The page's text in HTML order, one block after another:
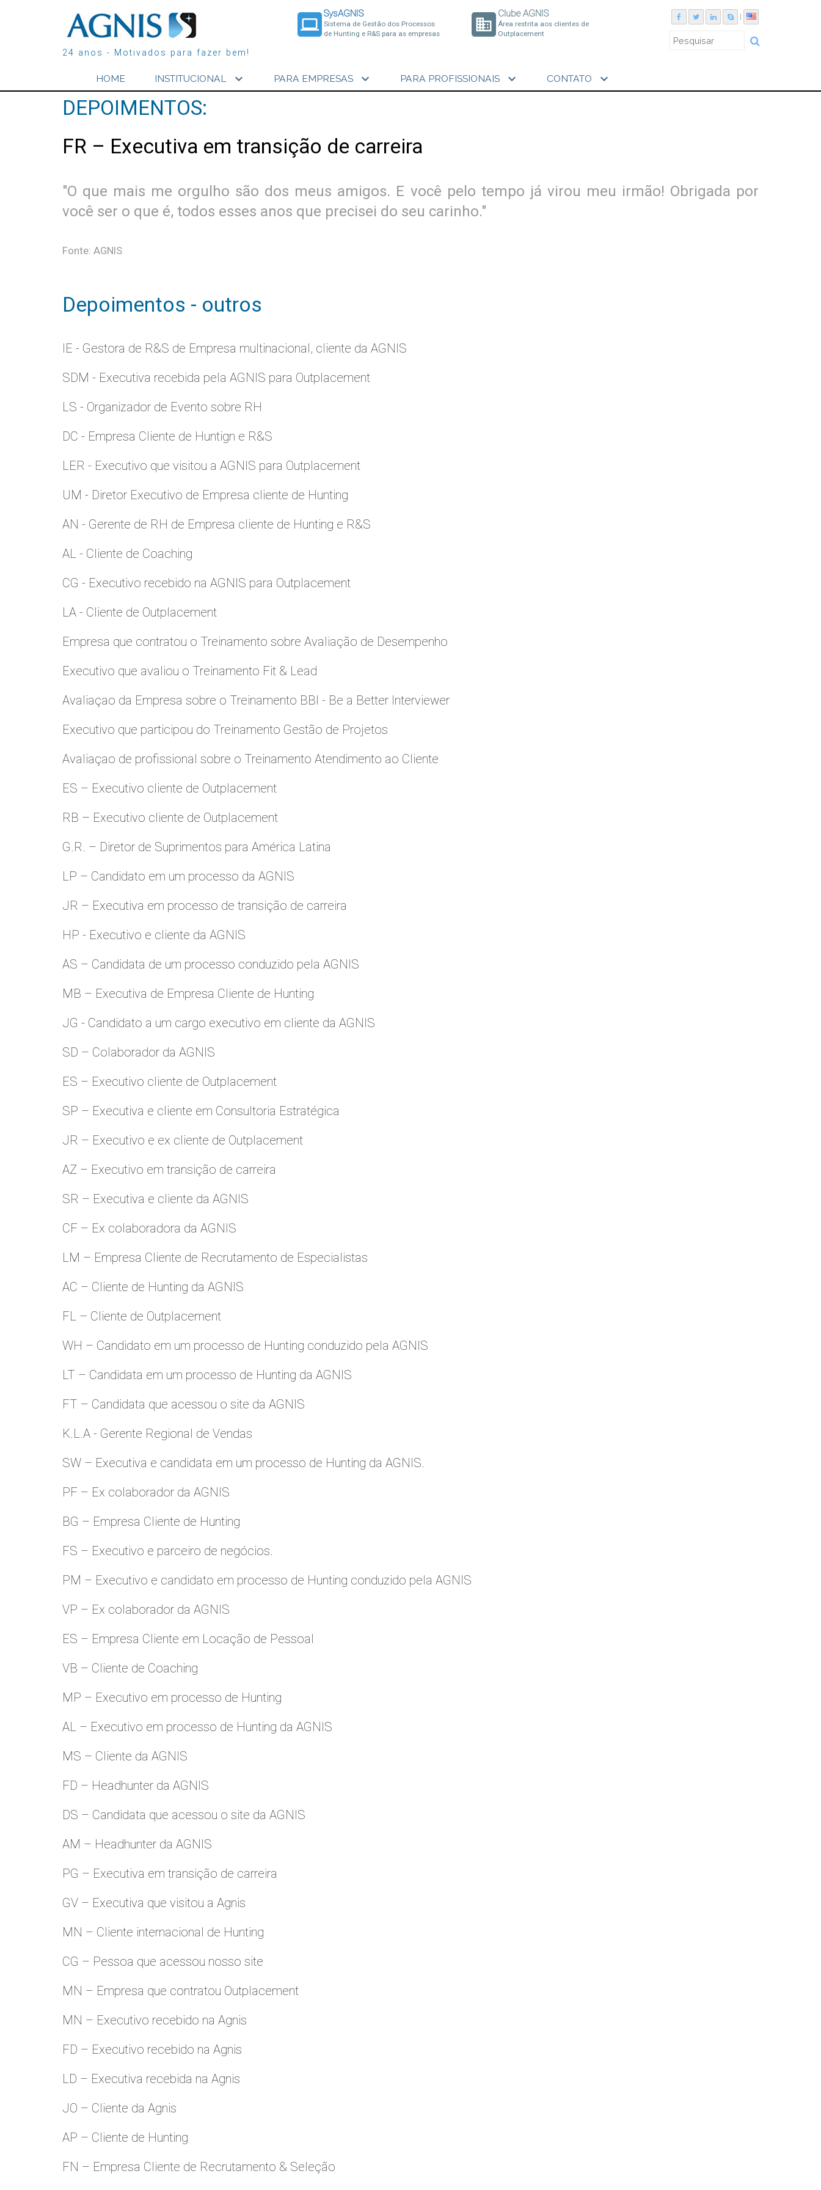
24 anos - Motivados para fazer bem!
laptop
SysAGNIS
Sistema de Gestão dos Processos
de Hunting e R&S para as empresas
business
Clube AGNIS
Área restrita aos clientes de
Outplacement
HOME INSTITUCIONAL expand_more PARA EMPRESAS expand_more PARA PROFISSIONAIS expand_more CONTATO expand_more
DEPOIMENTOS:
FR – Executiva em transição de carreira
"O que mais me orgulho são dos meus amigos. E você pelo tempo já virou meu irmão! Obrigada por
você ser o que é, todos esses anos que precisei do seu carinho."
Fonte: AGNIS
Depoimentos - outros
IE - Gestora de R&S de Empresa multinacional, cliente da AGNIS
SDM - Executiva recebida pela AGNIS para Outplacement
LS - Organizador de Evento sobre RH
DC - Empresa Cliente de Huntign e R&S
LER - Executivo que visitou a AGNIS para Outplacement
UM - Diretor Executivo de Empresa cliente de Hunting
AN - Gerente de RH de Empresa cliente de Hunting e R&S
AL - Cliente de Coaching
CG - Executivo recebido na AGNIS para Outplacement
LA - Cliente de Outplacement
Empresa que contratou o Treinamento sobre Avaliação de Desempenho
Executivo que avaliou o Treinamento Fit & Lead
Avaliaçao da Empresa sobre o Treinamento BBI - Be a Better Interviewer
Executivo que participou do Treinamento Gestão de Projetos
Avaliaçao de profissional sobre o Treinamento Atendimento ao Cliente
ES – Executivo cliente de Outplacement
RB – Executivo cliente de Outplacement
G.R. – Diretor de Suprimentos para América Latina
LP – Candidato em um processo da AGNIS
JR – Executiva em processo de transição de carreira
HP - Executivo e cliente da AGNIS
AS – Candidata de um processo conduzido pela AGNIS
MB – Executiva de Empresa Cliente de Hunting
JG - Candidato a um cargo executivo em cliente da AGNIS
SD – Colaborador da AGNIS
ES – Executivo cliente de Outplacement
SP – Executiva e cliente em Consultoria Estratégica
JR – Executivo e ex cliente de Outplacement
AZ – Executivo em transição de carreira
SR – Executiva e cliente da AGNIS
CF – Ex colaboradora da AGNIS
LM – Empresa Cliente de Recrutamento de Especialistas
AC – Cliente de Hunting da AGNIS
FL – Cliente de Outplacement
WH – Candidato em um processo de Hunting conduzido pela AGNIS
LT – Candidata em um processo de Hunting da AGNIS
FT – Candidata que acessou o site da AGNIS
K.L.A - Gerente Regional de Vendas
SW – Executiva e candidata em um processo de Hunting da AGNIS.
PF – Ex colaborador da AGNIS
BG – Empresa Cliente de Hunting
FS – Executivo e parceiro de negócios.
PM – Executivo e candidato em processo de Hunting conduzido pela AGNIS
VP – Ex colaborador da AGNIS
ES – Empresa Cliente em Locação de Pessoal
VB – Cliente de Coaching
MP – Executivo em processo de Hunting
AL – Executivo em processo de Hunting da AGNIS
MS – Cliente da AGNIS
FD – Headhunter da AGNIS
DS – Candidata que acessou o site da AGNIS
AM – Headhunter da AGNIS
PG – Executiva em transição de carreira
GV – Executiva que visitou a Agnis
MN – Cliente internacional de Hunting
CG – Pessoa que acessou nosso site
MN – Empresa que contratou Outplacement
MN – Executivo recebido na Agnis
FD – Executivo recebido na Agnis
LD – Executiva recebida na Agnis
JO – Cliente da Agnis
AP – Cliente de Hunting
FN – Empresa Cliente de Recrutamento & Seleção